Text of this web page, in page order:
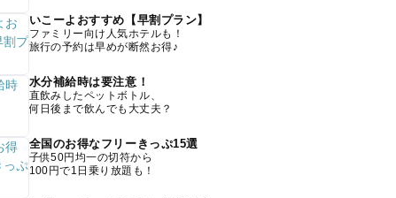
いこーよおすすめ【早割プラン】
ファミリー向け人気ホテルも！
旅行の予約は早めが断然お得♪
水分補給時は要注意！
直飲みしたペットボトル、
何日後まで飲んでも大丈夫？
全国のお得なフリーきっぷ15選
子供50円均一の切符から
100円で1日乗り放題も！